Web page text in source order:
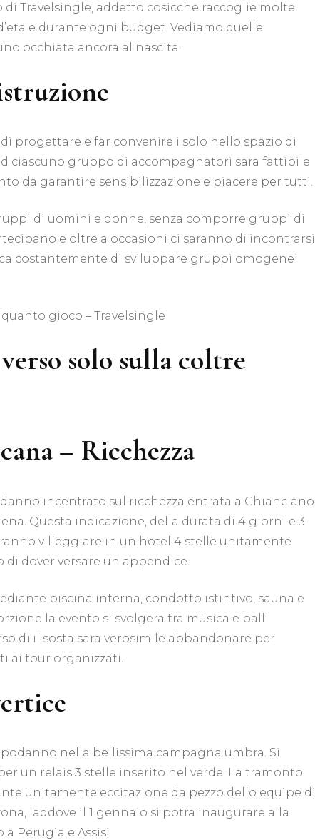
için
Travelsingle, addetto cosicche raccoglie molte
e durante ogni budget. Vediamo quelle
occhiata ancora al nascita.
progettare e far convenire i solo nello spazio di
ciascuno gruppo di accompagnatori sara fattibile
da garantire sensibilizzazione e piacere per tutti.
di uomini e donne, senza comporre gruppi di
e oltre a occasioni ci saranno di incontrarsi
costantemente di sviluppare gruppi omogenei
gioco – Travelsingle
solo sulla coltre
– Ricchezza
incentrato sul ricchezza entrata a Chianciano
Questa indicazione, della durata di 4 giorni e 3
villeggiare in un hotel 4 stelle unitamente
dover versare un appendice.
piscina interna, condotto istintivo, sauna e
la evento si svolgera tra musica e balli
di il sosta sara verosimile abbandonare per
ai tour organizzati.
nella bellissima campagna umbra. Si
un relais 3 stelle inserito nel verde. La tramonto
unitamente eccitazione da pezzo dello equipe di
laddove il 1 gennaio si potra inaugurare alla
Perugia e Assisi